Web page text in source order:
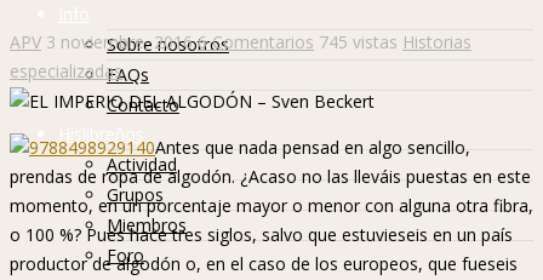
Info
Sobre nosotros
FAQs
Contacto
Hislibreños
Actividad
Grupos
Miembros
Foro
APV 3 noviembre, 2016 6 Comentarios 745 vistas Historias
especializadas
Antes que nada pensad en algo sencillo,
prendas de ropa de algodón. ¿Acaso no las lleváis puestas en este
momento, en un porcentaje mayor o menor con alguna otra fibra,
o 100 %? Pues hace tres siglos, salvo que estuvieseis en un país
productor de algodón o, en el caso de los europeos, que fueseis